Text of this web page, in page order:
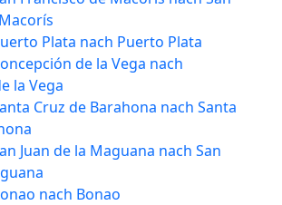
Plata nach Puerto Plata
de la Vega nach
la Vega
Cruz de Barahona nach Santa
Juan de la Maguana nach San
nach Bonao